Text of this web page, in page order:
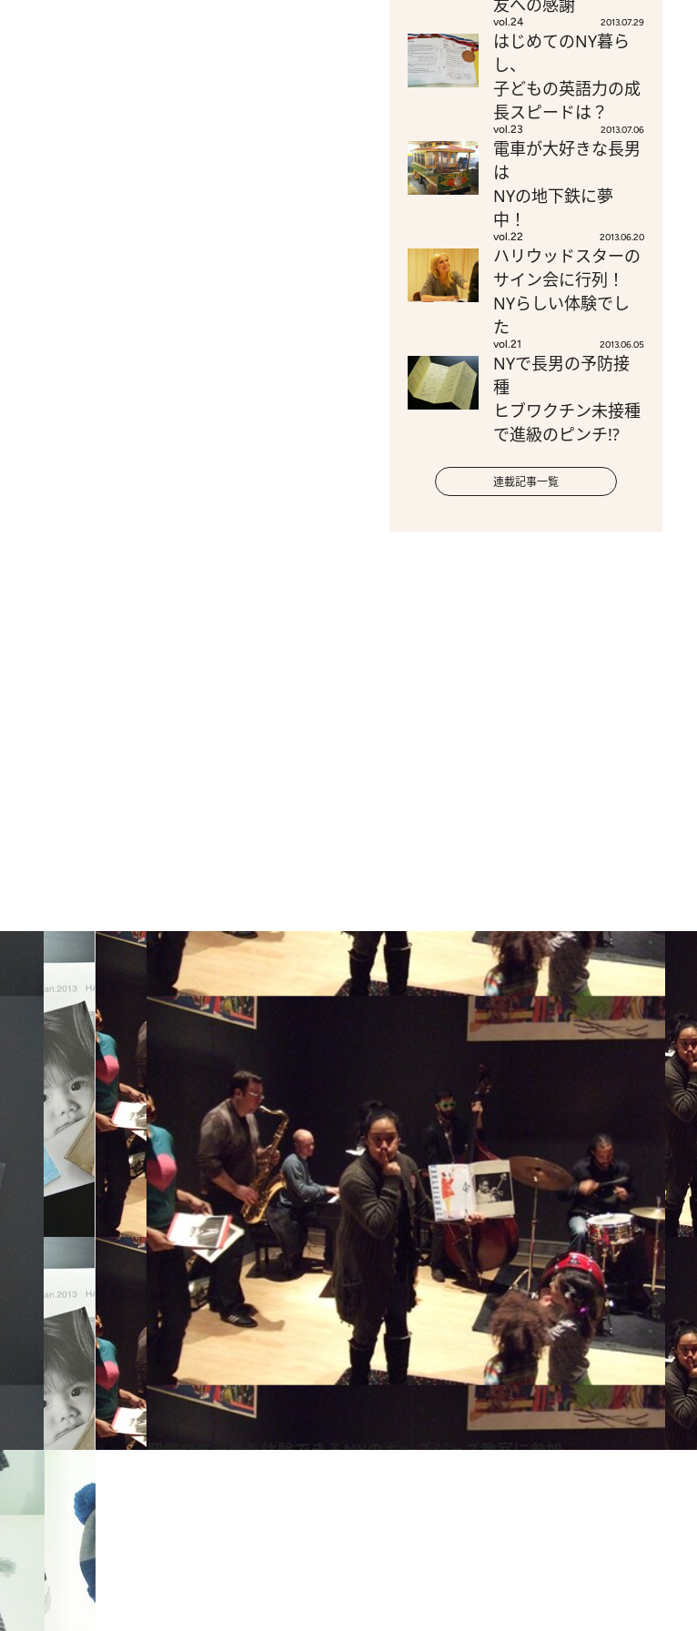
友への感謝
vol.24 2013.07.29
はじめてのNY暮ら
し、
子どもの英語力の成
長スピードは？
vol.23 2013.07.06
電車が大好きな長男
は
NYの地下鉄に夢
中！
vol.22 2013.06.20
ハリウッドスターの
サイン会に行列！
NYらしい体験でし
た
vol.21 2013.06.05
NYで長男の予防接
種
ヒブワクチン未接種
で進級のピンチ!?
連載記事一覧
2013.4.5
即興や生演奏も体験できるNYのキッズジャズ教室に参加
ライフスタイル